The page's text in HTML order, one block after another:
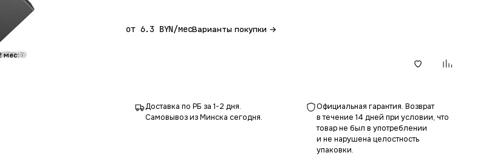
мес.
от 6.3 BYN/месВарианты покупки →
Доставка по РБ за 1-2 дня.
Самовывоз из Минска сегодня.
Официальная гарантия. Возврат
в течение 14 дней при условии, что
товар не был в употреблении
и не нарушена целостность
упаковки.